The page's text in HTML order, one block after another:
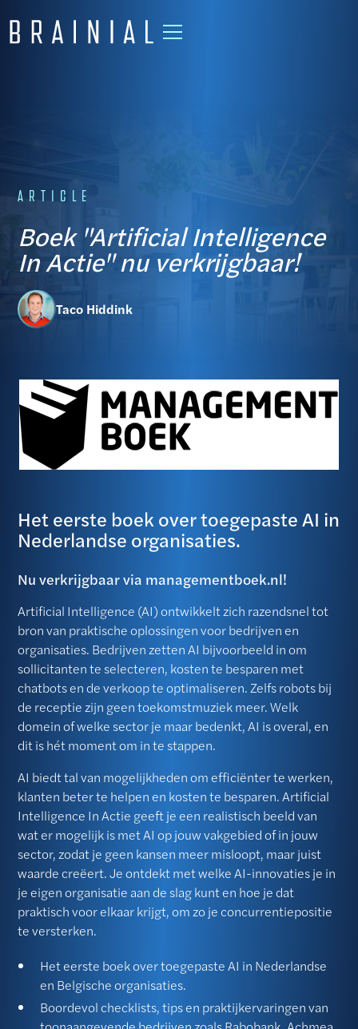
ARTICLE
Boek "Artificial Intelligence
In Actie" nu verkrijgbaar!
Taco Hiddink
Het eerste boek over toegepaste AI in
Nederlandse organisaties.
Nu verkrijgbaar via managementboek.nl​!
Artificial Intelligence (AI) ontwikkelt zich razendsnel tot
bron van praktische oplossingen voor bedrijven en
organisaties. Bedrijven zetten AI bijvoorbeeld in om
sollicitanten te selecteren, kosten te besparen met
chatbots en de verkoop te optimaliseren. Zelfs robots bij
de receptie zijn geen toekomstmuziek meer. Welk
domein of welke sector je maar bedenkt, AI is overal, en
dit is hét moment om in te stappen.
AI biedt tal van mogelijkheden om efficiënter te werken,
klanten beter te helpen en kosten te besparen. Artificial
Intelligence In Actie geeft je een realistisch beeld van
wat er mogelijk is met AI op jouw vakgebied of in jouw
sector, zodat je geen kansen meer misloopt, maar juist
waarde creëert. Je ontdekt met welke AI-innovaties je in
je eigen organisatie aan de slag kunt en hoe je dat
praktisch voor elkaar krijgt, om zo je concurrentiepositie
te versterken.
Het eerste boek over toegepaste AI in Nederlandse
en Belgische organisaties.
Boordevol checklists, tips en praktijkervaringen van